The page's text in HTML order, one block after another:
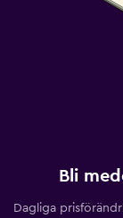
Bli
Dagliga